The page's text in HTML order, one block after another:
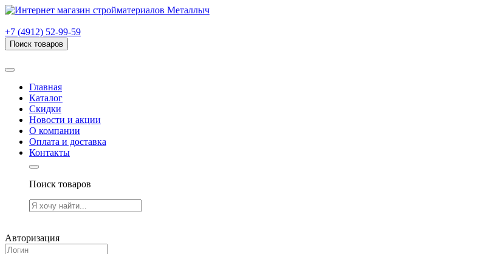
+7 (4912) 52-99-59
Поиск товаров
Главная
Каталог
Скидки
Новости и акции
О компании
Оплата и доставка
Контакты
Поиск товаров
Авторизация